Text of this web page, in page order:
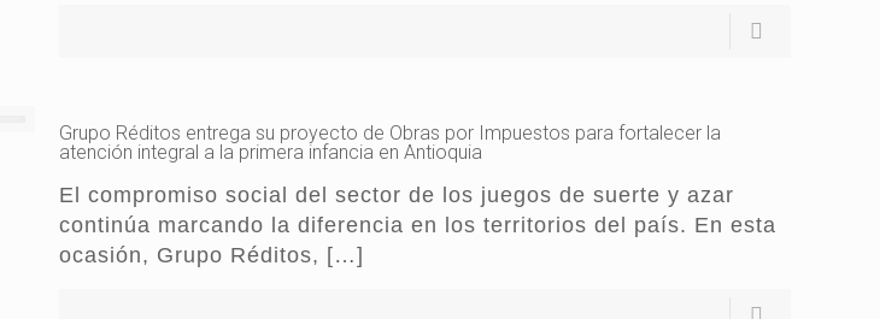
Grupo Réditos entrega su proyecto de Obras por Impuestos para fortalecer la
atención integral a la primera infancia en Antioquia
El compromiso social del sector de los juegos de suerte y azar
continúa marcando la diferencia en los territorios del país. En esta
ocasión, Grupo Réditos, […]